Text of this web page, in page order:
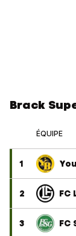
Brack
ÉQUIPE
1
2 FC
3 FC